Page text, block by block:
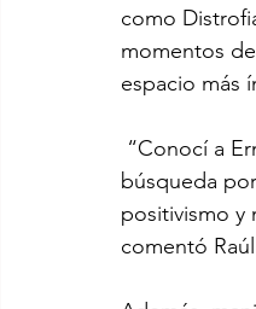
como
momentos
espacio más
“Conocí a
búsqueda
positivismo y
comentó